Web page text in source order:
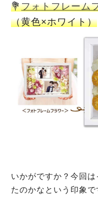
💐フォトフレーム
（黄色×ホワイト）
いかがですか？今回
たのかなという印象